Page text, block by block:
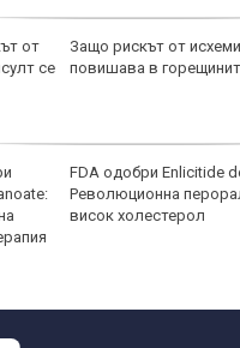
продава, Двустаен
Варна област, м-т
продава, Магазин, 225
180000 EUR